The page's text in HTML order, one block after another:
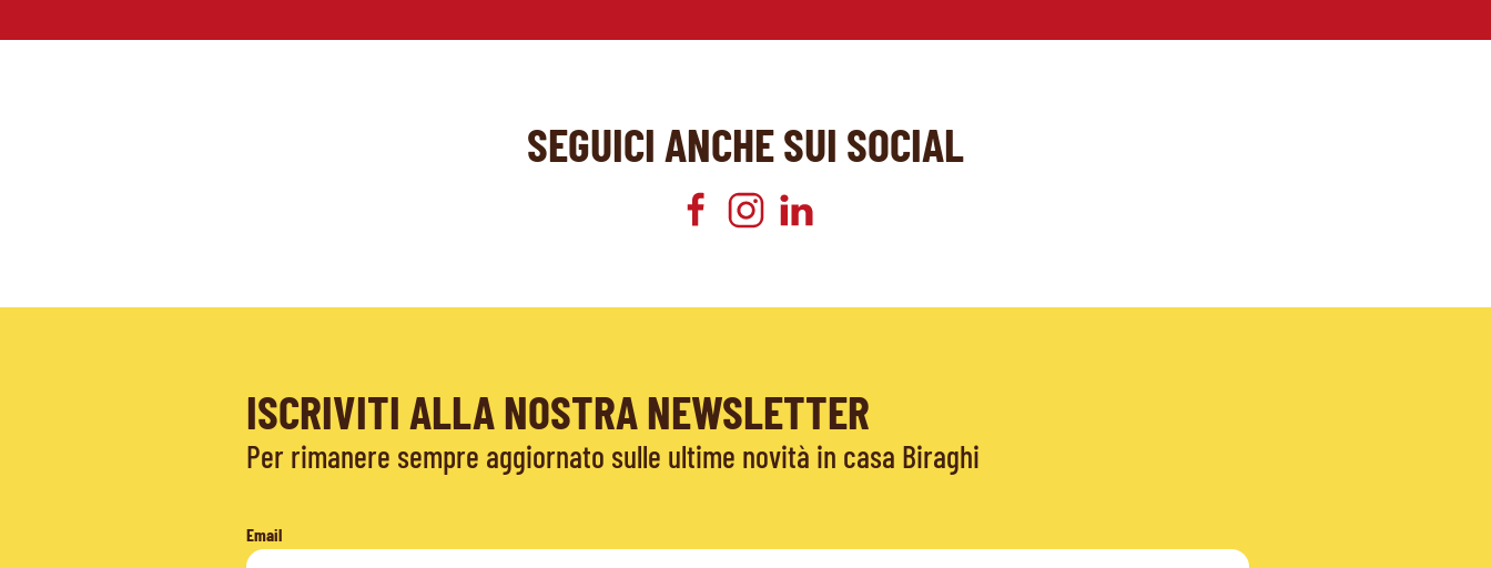
SEGUICI ANCHE SUI SOCIAL
ISCRIVITI ALLA NOSTRA NEWSLETTER
Per rimanere sempre aggiornato sulle ultime novità in casa Biraghi
Email